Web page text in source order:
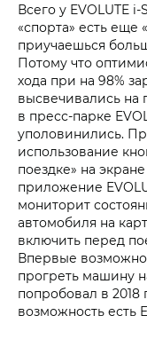
Всего у EVOLUTE
«спорта» есть еще
приучаешься
Потому что
хода при на 98%
высвечивались
в пресс-парке
уполовинились.
использование
поездке» на
приложение
мониторит
автомобиля на
включить перед
Впервые
прогреть машину
попробовал в 2018
возможность есть